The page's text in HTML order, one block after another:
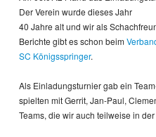
TERMINE
Der Verein wurde dieses Jahr
40 Jahre alt und wir als
Berichte gibt es schon beim
SC Königsspringer.
Als Einladungsturnier gab ein
spielten mit Gerrit, Jan-Paul,
Teams, die wir auch teilweise in